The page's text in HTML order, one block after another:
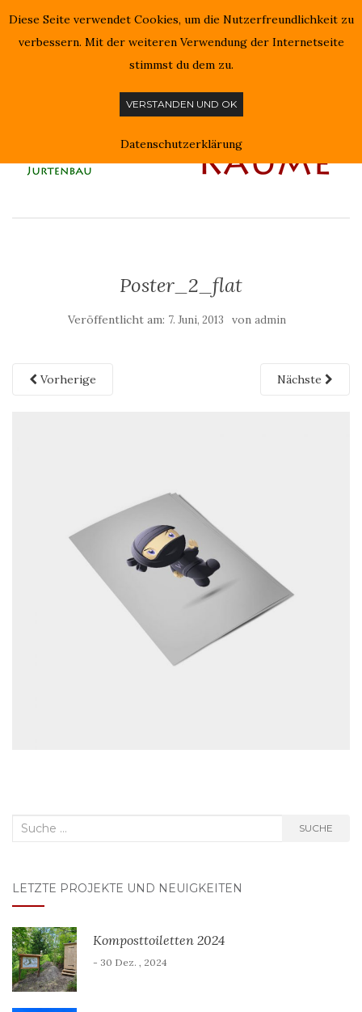
NAVIGATION EIN-/AUSSCHALTEN
Poster_2_flat
Veröffentlicht am: 7. Juni, 2013 von admin
Vorherige Nächste
Suche
SUCHE
LETZTE PROJEKTE UND NEUIGKEITEN
Komposttoiletten 2024
- 30 Dez. , 2024
Diese Seite verwendet Cookies, um die Nutzerfreundlichkeit zu
verbessern. Mit der weiteren Verwendung der Internetseite
stimmst du dem zu.
VERSTANDEN UND OK
Datenschutzerklärung